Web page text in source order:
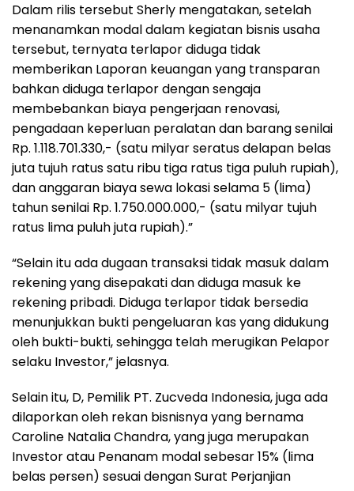
Dalam rilis tersebut Sherly mengatakan, setelah
menanamkan modal dalam kegiatan bisnis usaha
tersebut, ternyata terlapor diduga tidak
memberikan Laporan keuangan yang transparan
bahkan diduga terlapor dengan sengaja
membebankan biaya pengerjaan renovasi,
pengadaan keperluan peralatan dan barang senilai
Rp. 1.118.701.330,- (satu milyar seratus delapan belas
juta tujuh ratus satu ribu tiga ratus tiga puluh rupiah),
dan anggaran biaya sewa lokasi selama 5 (lima)
tahun senilai Rp. 1.750.000.000,- (satu milyar tujuh
ratus lima puluh juta rupiah).”
“Selain itu ada dugaan transaksi tidak masuk dalam
rekening yang disepakati dan diduga masuk ke
rekening pribadi. Diduga terlapor tidak bersedia
menunjukkan bukti pengeluaran kas yang didukung
oleh bukti-bukti, sehingga telah merugikan Pelapor
selaku Investor,” jelasnya.
Selain itu, D, Pemilik PT. Zucveda Indonesia, juga ada
dilaporkan oleh rekan bisnisnya yang bernama
Caroline Natalia Chandra, yang juga merupakan
Investor atau Penanam modal sebesar 15% (lima
belas persen) sesuai dengan Surat Perjanjian